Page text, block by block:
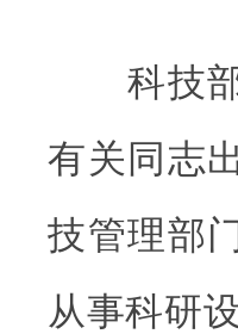
科技部
有关同志
技管理部
从事科研